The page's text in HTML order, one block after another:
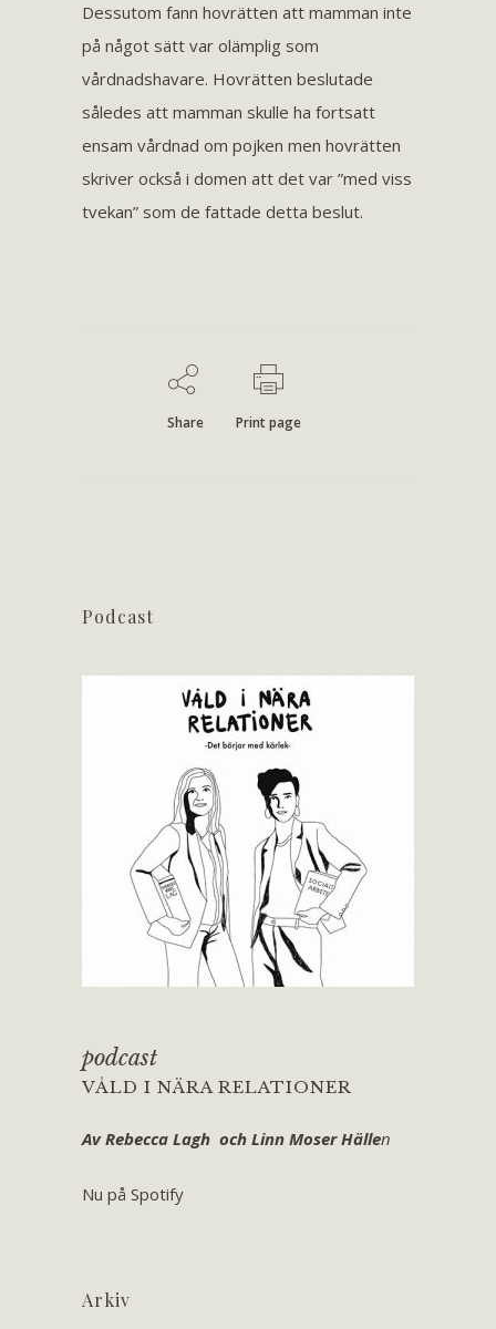
Dessutom fann hovrätten att mamman inte
på något sätt var olämplig som
vårdnadshavare. Hovrätten beslutade
således att mamman skulle ha fortsatt
ensam vårdnad om pojken men hovrätten
skriver också i domen att det var ”med viss
tvekan” som de fattade detta beslut.
Share Print page
Podcast
podcast
VÅLD I NÄRA RELATIONER
Av Rebecca Lagh och Linn Moser Hällen
Nu på Spotify
Arkiv